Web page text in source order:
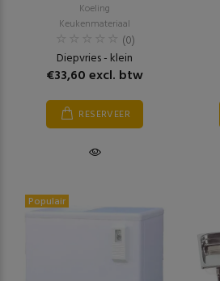
Koeling
Keukenmateriaal
(0)
Diepvries - klein
€33,60 excl. btw
RESERVEER
Populair